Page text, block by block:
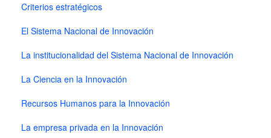
Criterios estratégicos
El Sistema Nacional de Innovación
La institucionalidad del Sistema Nacional de Innovación
La Ciencia en la Innovación
Recursos Humanos para la Innovación
La empresa privada en la Innovación